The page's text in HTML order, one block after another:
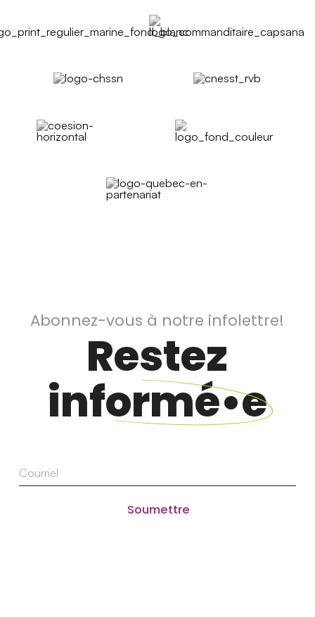
Abonnez-vous à notre infolettre!
Restez
informé•e
Courriel